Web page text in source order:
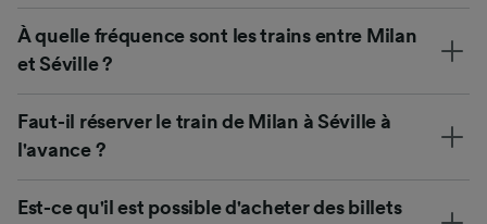
À quelle fréquence sont les trains entre Milan
et Séville ?
Faut-il réserver le train de Milan à Séville à
l'avance ?
Est-ce qu'il est possible d'acheter des billets